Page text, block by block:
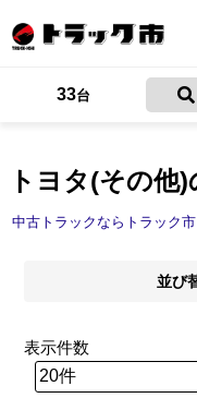
ト
ト
トヨタ(その他
33台
中古トラックならトラック市
並び
新着順
走行距離
少ない順
多
表示件数